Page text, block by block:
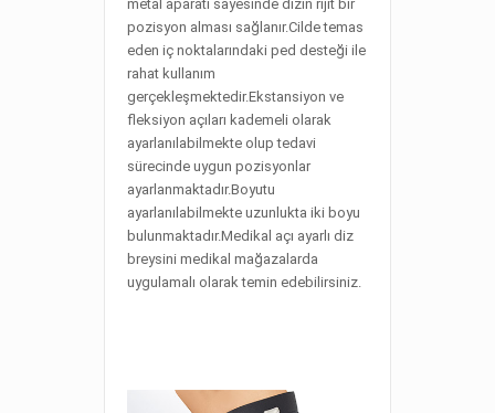
metal aparatı sayesinde dizin rijit bir
pozisyon alması sağlanır.Cilde temas
eden iç noktalarındaki ped desteği ile
rahat kullanım
gerçekleşmektedir.Ekstansiyon ve
fleksiyon açıları kademeli olarak
ayarlanılabilmekte olup tedavi
sürecinde uygun pozisyonlar
ayarlanmaktadır.Boyutu
ayarlanılabilmekte uzunlukta iki boyu
bulunmaktadır.Medikal açı ayarlı diz
breysini medikal mağazalarda
uygulamalı olarak temin edebilirsiniz.